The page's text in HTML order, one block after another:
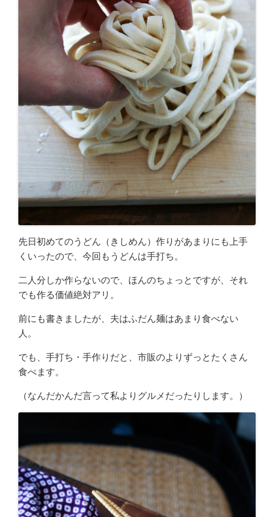
先日初めてのうどん（きしめん）作りがあまりにも上手
くいったので、今回もうどんは手打ち。
二人分しか作らないので、ほんのちょっとですが、それ
でも作る価値絶対アリ。
前にも書きましたが、夫はふだん麺はあまり食べない
人。
でも、手打ち・手作りだと、市販のよりずっとたくさん
食べます。
（なんだかんだ言って私よりグルメだったりします。）